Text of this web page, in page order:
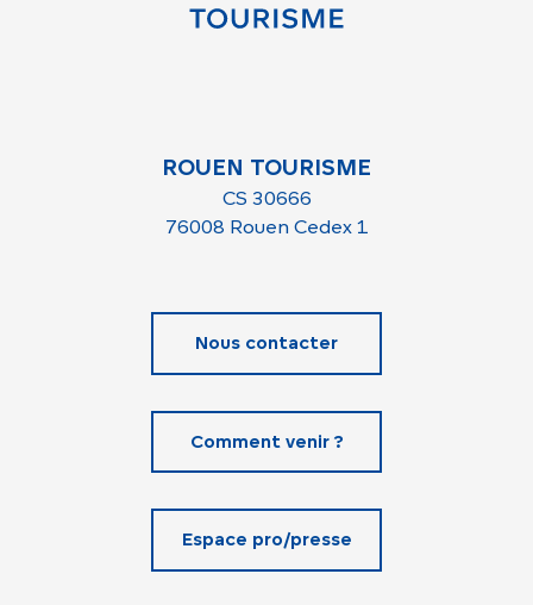
ROUEN TOURISME
CS 30666
76008 Rouen Cedex 1
Nous contacter
Comment venir ?
Espace pro/presse